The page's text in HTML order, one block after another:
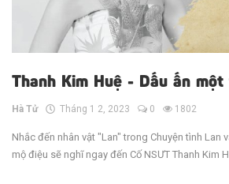
Thanh Kim Huệ - Dấu ấn
Hà Tử Tháng 1 2, 2023 0 1802
Nhắc đến nhân vật "Lan" trong Chuyện tình Lan
mộ điệu sẽ nghĩ ngay đến Cố NSƯT Thanh Kim